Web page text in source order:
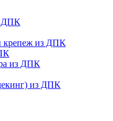
ДПК
крепеж из ДПК
из ДПК
из ДПК